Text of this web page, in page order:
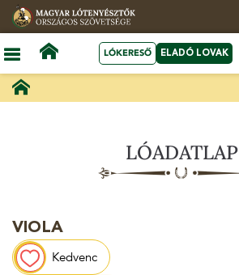
LÓKERESŐ ELADÓ LOVAK
LÓADATLAP
VIOLA
Kedvenc